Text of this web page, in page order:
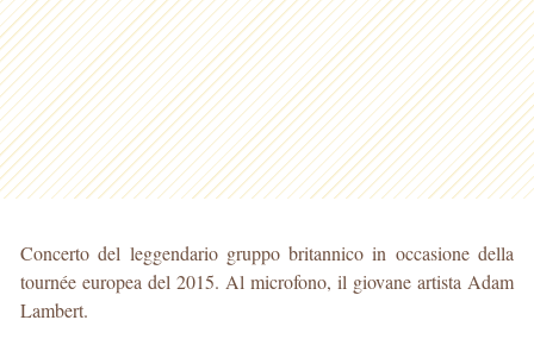
Concerto del leggendario gruppo britannico in occasione della
tournée europea del 2015. Al microfono, il giovane artista Adam
Lambert.